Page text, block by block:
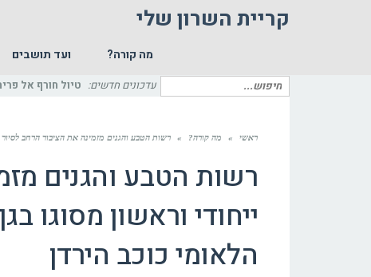
קריית השרון שלי
מה קורה? ועד תושבים
חיפוש
עדכונים חדשים: טיול חורף אל
ראשי » מה קורה? » רשות הטבע והגנים מזמינה את הציבור הרחב לסיור
רשות הטבע והגנים
ייחודי וראשון מסוגו
הלאומי כוכב הירדן